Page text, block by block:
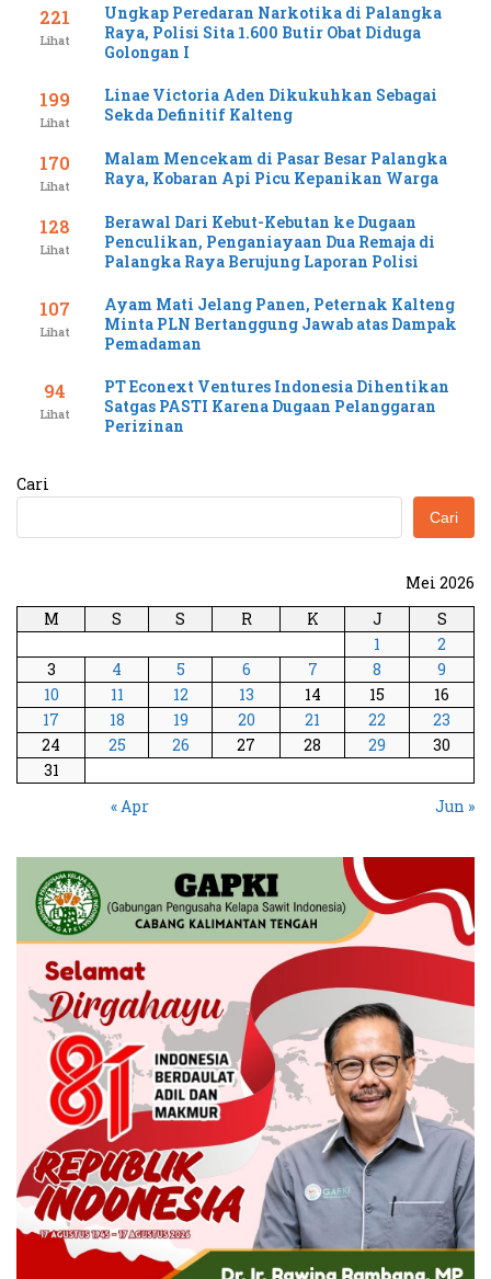
221
Lihat
Ungkap Peredaran Narkotika di Palangka
Raya, Polisi Sita 1.600 Butir Obat Diduga
Golongan I
199
Lihat
Linae Victoria Aden Dikukuhkan Sebagai
Sekda Definitif Kalteng
170
Lihat
Malam Mencekam di Pasar Besar Palangka
Raya, Kobaran Api Picu Kepanikan Warga
128
Lihat
Berawal Dari Kebut-Kebutan ke Dugaan
Penculikan, Penganiayaan Dua Remaja di
Palangka Raya Berujung Laporan Polisi
107
Lihat
Ayam Mati Jelang Panen, Peternak Kalteng
Minta PLN Bertanggung Jawab atas Dampak
Pemadaman
94
Lihat
PT Econext Ventures Indonesia Dihentikan
Satgas PASTI Karena Dugaan Pelanggaran
Perizinan
Cari
Cari
Mei 2026
M
S S R K J
S
1
2
3
4 5 6 7 8
9
10
11 12 13 14 15
16
17
18 19 20 21 22
23
24
25 26 27 28 29
30
31
« Apr
Jun »